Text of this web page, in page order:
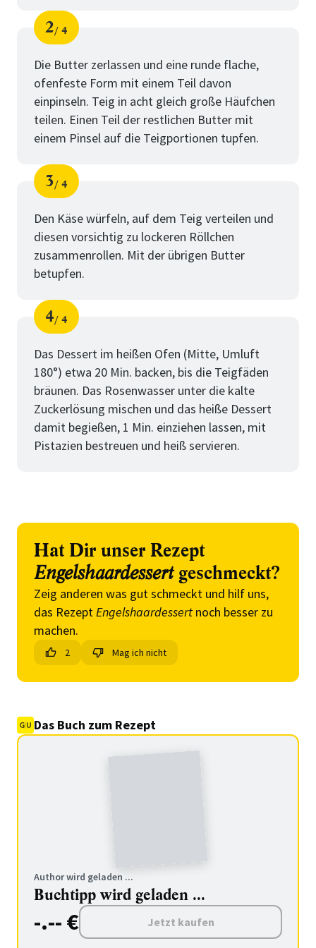
Schritt
2
von
4
Die Butter zerlassen und eine runde flache,
ofenfeste Form mit einem Teil davon
einpinseln. Teig in acht gleich große Häufchen
teilen. Einen Teil der restlichen Butter mit
einem Pinsel auf die Teigportionen tupfen.
Schritt
3
von
4
Den Käse würfeln, auf dem Teig verteilen und
diesen vorsichtig zu lockeren Röllchen
zusammenrollen. Mit der übrigen Butter
betupfen.
Schritt
4
von
4
Das Dessert im heißen Ofen (Mitte, Umluft
180°) etwa 20 Min. backen, bis die Teigfäden
bräunen. Das Rosenwasser unter die kalte
Zuckerlösung mischen und das heiße Dessert
damit begießen, 1 Min. einziehen lassen, mit
Pistazien bestreuen und heiß servieren.
Hat Dir unser Rezept
Engelshaardessertgeschmeckt?
Zeig anderen was gut schmeckt und hilf uns,
das RezeptEngelshaardessert noch besser zu
machen.
2 Mag ich nicht
Das Buch zum Rezept
Author wird geladen ...
Buchtipp wird geladen ...
-.-- € Jetzt kaufen